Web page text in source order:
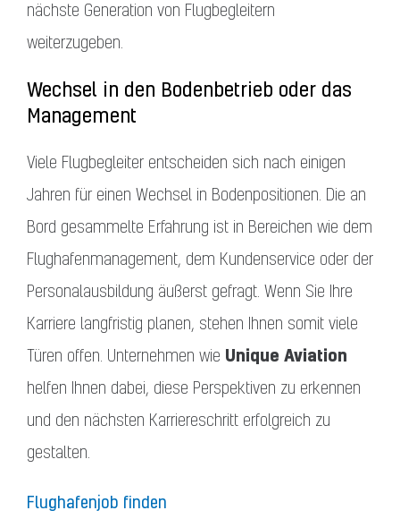
nächste Generation von Flugbegleitern
weiterzugeben.
Wechsel in den Bodenbetrieb oder das
Management
Viele Flugbegleiter entscheiden sich nach einigen
Jahren für einen Wechsel in Bodenpositionen. Die an
Bord gesammelte Erfahrung ist in Bereichen wie dem
Flughafenmanagement, dem Kundenservice oder der
Personalausbildung äußerst gefragt. Wenn Sie Ihre
Karriere langfristig planen, stehen Ihnen somit viele
Türen offen. Unternehmen wie Unique Aviation
helfen Ihnen dabei, diese Perspektiven zu erkennen
und den nächsten Karriereschritt erfolgreich zu
gestalten.
Flughafenjob finden